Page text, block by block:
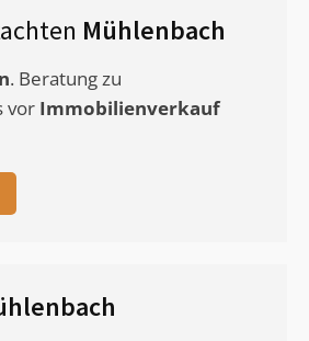
Mühlenbach
. Beratung zu
vor Immobilienverkauf